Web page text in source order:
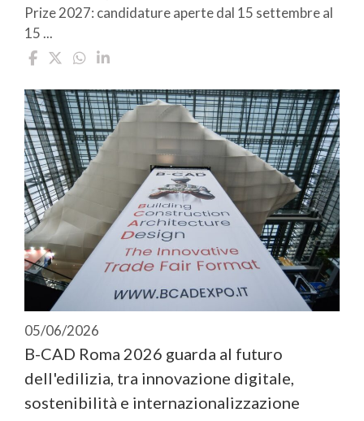
Prize 2027: candidature aperte dal 15 settembre al
15 ...
05/06/2026
B-CAD Roma 2026 guarda al futuro
dell'edilizia, tra innovazione digitale,
sostenibilità e internazionalizzazione